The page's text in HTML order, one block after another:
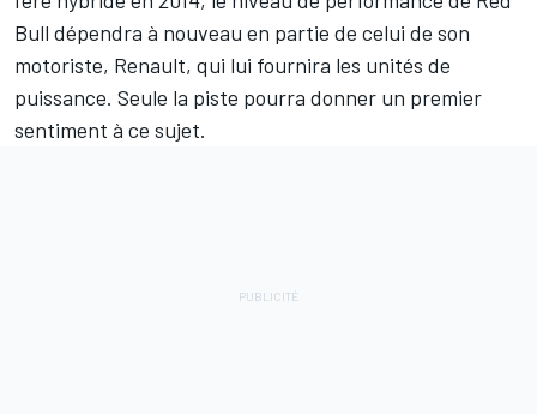
Bull dépendra à nouveau en partie de celui de son
motoriste, Renault, qui lui fournira les unités de
puissance. Seule la piste pourra donner un premier
sentiment à ce sujet.